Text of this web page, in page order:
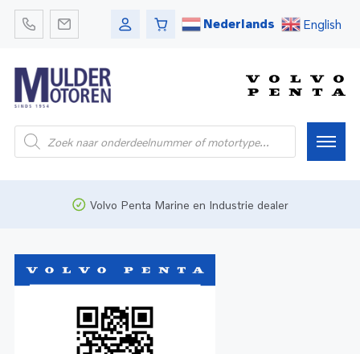
Nederlands English
Onderdelen
Bedrijfsvaart
Volvo Penta Marine en Industrie dealer